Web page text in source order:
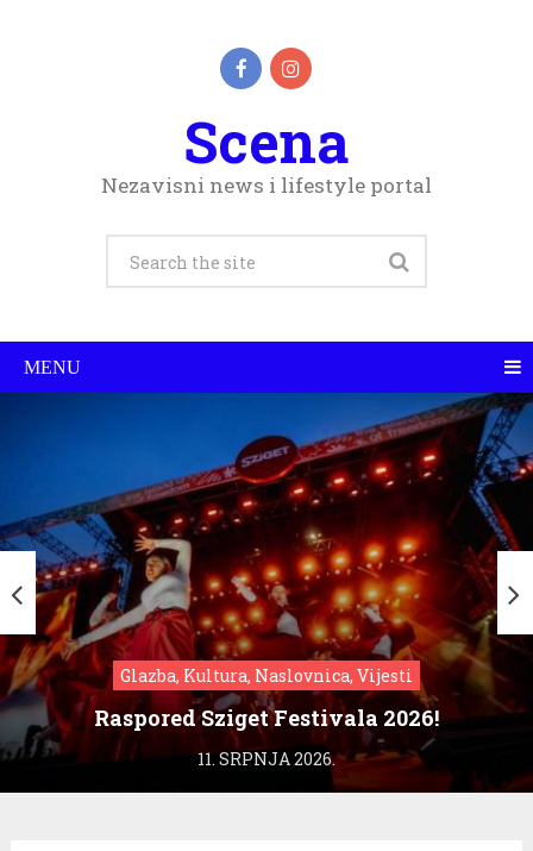
Scena
Nezavisni news i lifestyle portal
MENU
Glazba, Kultura, Naslovnica, Vijesti
Raspored Sziget Festivala 2026!
11. SRPNJA 2026.